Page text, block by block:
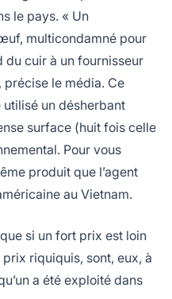
le pays. « Un
multicondamné pour
cuir à un fournisseur
le média. Ce
un désherbant
surface (huit fois celle
Pour vous
produit que l’agent
au Vietnam.
si un fort prix est loin
riquiquis, sont, eux, à
a été exploité dans